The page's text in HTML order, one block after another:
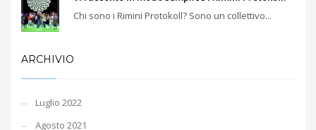
Chi sono i Rimini Protokoll? Sono un collettivo...
ARCHIVIO
Luglio 2022
Agosto 2021